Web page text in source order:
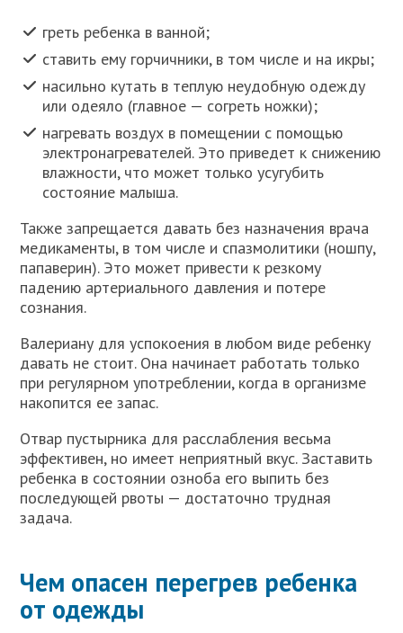
греть ребенка в ванной;
ставить ему горчичники, в том числе и на икры;
насильно кутать в теплую неудобную одежду
или одеяло (главное — согреть ножки);
нагревать воздух в помещении с помощью
электронагревателей. Это приведет к снижению
влажности, что может только усугубить
состояние малыша.
Также запрещается давать без назначения врача
медикаменты, в том числе и спазмолитики (ношпу,
папаверин). Это может привести к резкому
падению артериального давления и потере
сознания.
Валериану для успокоения в любом виде ребенку
давать не стоит. Она начинает работать только
при регулярном употреблении, когда в организме
накопится ее запас.
Отвар пустырника для расслабления весьма
эффективен, но имеет неприятный вкус. Заставить
ребенка в состоянии озноба его выпить без
последующей рвоты — достаточно трудная
задача.
Чем опасен перегрев ребенка
от одежды